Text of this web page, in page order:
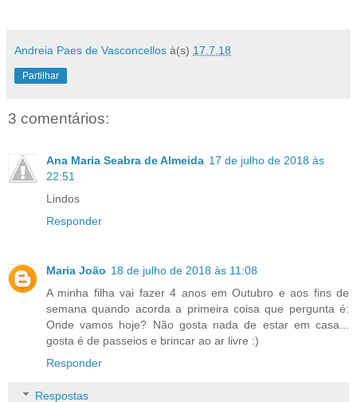
Andreia Paes de Vasconcellos à(s) 17.7.18
Partilhar
3 comentários:
Ana Maria Seabra de Almeida 17 de julho de 2018 às
22:51
Lindos
Responder
Maria João 18 de julho de 2018 às 11:08
A minha filha vai fazer 4 anos em Outubro e aos fins de
semana quando acorda a primeira coisa que pergunta é:
Onde vamos hoje? Não gosta nada de estar em casa...
gosta é de passeios e brincar ao ar livre :)
Responder
Respostas